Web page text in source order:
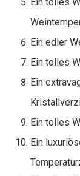
Ein edler
Ein tolles
Ein
Ein tolles
Ein